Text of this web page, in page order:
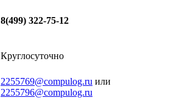
8(499) 322-75-12
Круглосуточно
2255769@compulog.ru или
2255796@compulog.ru